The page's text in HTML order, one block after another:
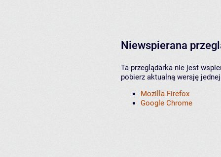
Niewspierana
Ta przeglądarka nie jest
pobierz aktualną wersję
Mozilla Firefox
Google Chrome